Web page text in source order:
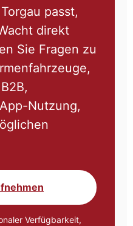
passt,
direkt
Sie Fragen zu
Nutzung,
Verfügbarkeit,